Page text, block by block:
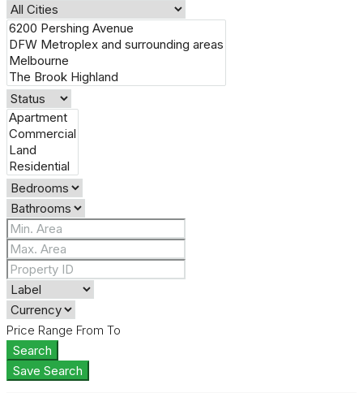
Price Range From To
Search
Save Search